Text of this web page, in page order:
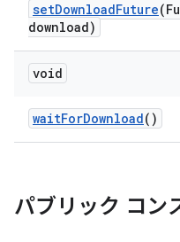
setDownloadFuture
download)
void
waitForDownload()
パブリック コン